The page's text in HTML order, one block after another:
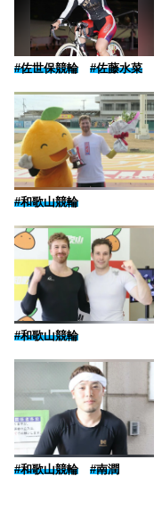
#佐世保競輪 #佐藤水菜
#和歌山競輪
#和歌山競輪
#和歌山競輪 #南潤